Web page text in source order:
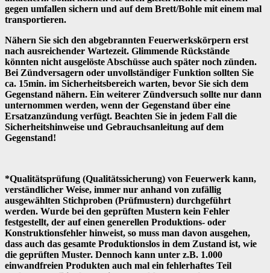
gegen umfallen sichern und auf dem Brett/Bohle mit einem mal
transportieren.
Nähern Sie sich den abgebrannten Feuerwerkskörpern erst
nach ausreichender Wartezeit. Glimmende Rückstände
könnten nicht ausgelöste Abschüsse auch später noch zünden.
Bei Zündversagern oder unvollständiger Funktion sollten Sie
ca. 15min. im Sicherheitsbereich warten, bevor Sie sich dem
Gegenstand nähern. Ein weiterer Zündversuch sollte nur dann
unternommen werden, wenn der Gegenstand über eine
Ersatzanzündung verfügt. Beachten Sie in jedem Fall die
Sicherheitshinweise und Gebrauchsanleitung auf dem
Gegenstand!
*Qualitätsprüfung (Qualitätssicherung) von Feuerwerk kann,
verständlicher Weise, immer nur anhand von zufällig
ausgewählten Stichproben (Prüfmustern) durchgeführt
werden. Wurde bei den geprüften Mustern kein Fehler
festgestellt, der auf einen generellen Produktions- oder
Konstruktionsfehler hinweist, so muss man davon ausgehen,
dass auch das gesamte Produktionslos in dem Zustand ist, wie
die geprüften Muster. Dennoch kann unter z.B. 1.000
einwandfreien Produkten auch mal ein fehlerhaftes Teil